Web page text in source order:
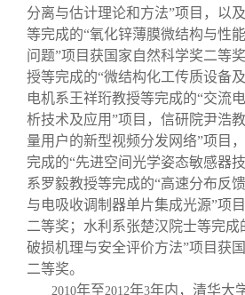
校友视界
理事会名单
制度法规
联系我们
分离与估计理论和方法”项目，以
等完成的“氧化锌薄膜微结构与性
问题”项目获国家自然科学奖二等
授等完成的“微结构化工传质设备
电机系王祥珩教授等完成的“交流
析技术及应用”项目，信研院尹浩
量用户的新型视频分发网络”项目
完成的“先进空间光学姿态敏感器
系罗毅教授等完成的“高速分布反
与电吸收调制器单片集成光源”项
二等奖；水利系张楚汉院士等完成
破损机理与安全评价方法”项目获
二等奖。
2010年至2012年3年内，清华大